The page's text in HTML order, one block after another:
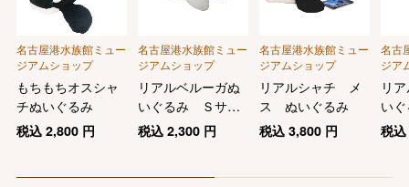
名古屋港水族館ミュー
ジアムショップ
もちもちオスシャ
チぬいぐるみ
税込 2,800円
名古屋港水族館ミュー
ジアムショップ
リアルベルーガぬ
いぐるみ Ｓサイ
ズ
税込2,300 円
名古屋港水族館ミュー
ジアムショップ
リアルシャチ メ
ス ぬいぐるみ
税込3,800 円
名古
ジア
リ
い
ズ
税